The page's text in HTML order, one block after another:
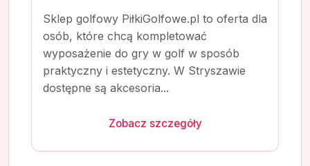
Sklep golfowy PiłkiGolfowe.pl to oferta dla
osób, które chcą kompletować
wyposażenie do gry w golf w sposób
praktyczny i estetyczny. W Stryszawie
dostępne są akcesoria...
Zobacz szczegóły